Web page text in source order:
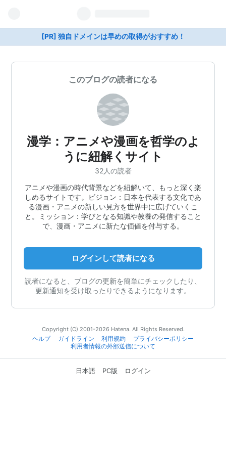
[PR] 独自ドメインは早めの取得がおすすめ！
このブログの読者になる
漫学：アニメや漫画を哲学のよ
うに紐解くサイト
32人の読者
アニメや漫画の時代背景などを紐解いて、もっと深く楽
しめるサイトです。ビジョン：日本を代表する文化であ
る漫画・アニメの新しい見方を世界中に広げていくこ
と。ミッション：学びとなる知識や教養の発信すること
で、漫画・アニメに新たな価値を付与する。
ログインして読者になる
読者になると、ブログの更新を簡単にチェックしたり、
更新通知を受け取ったりできるようになります。
Copyright (C) 2001-2026 Hatena. All Rights Reserved.
ヘルプ
ガイドライン 利用規約
プライバシーポリシー
利用者情報の外部送信について
日本語 PC版 ログイン